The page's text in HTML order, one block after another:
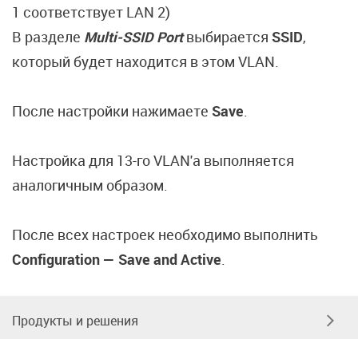
1 соответствует LAN 2)
В разделе Multi-SSID Portвыбирается SSID,
который будет находится в этом VLAN.
После настройки нажимаете Save.
Настройка для 13-го VLAN'a выполняется
аналогичным образом.
После всех настроек необходимо выполнить
Configuration — Save and Active.
Продукты и решения